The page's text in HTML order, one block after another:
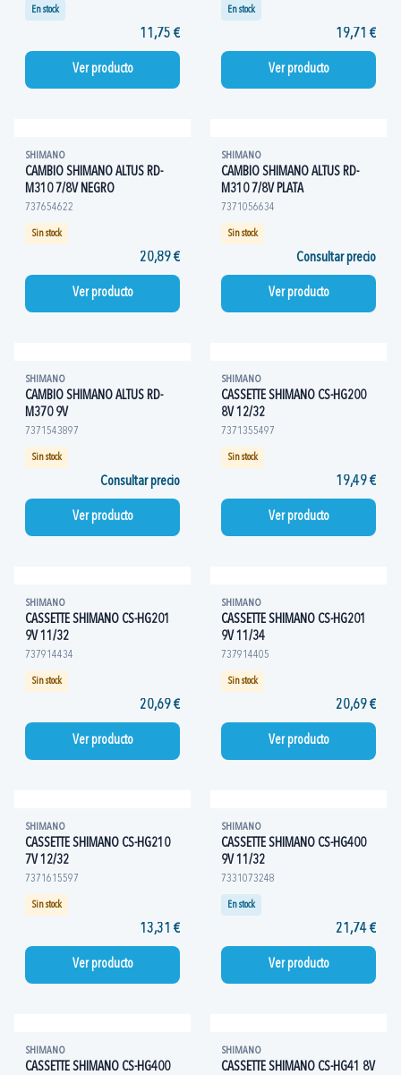
En stock
11,75 €
Ver producto
En stock
19,71 €
Ver producto
SHIMANO
CAMBIO SHIMANO ALTUS RD-
M310 7/8V NEGRO
737654622
Sin stock
20,89 €
Ver producto
SHIMANO
CAMBIO SHIMANO ALTUS RD-
M310 7/8V PLATA
7371056634
Sin stock
Consultar precio
Ver producto
SHIMANO
CAMBIO SHIMANO ALTUS RD-
M370 9V
7371543897
Sin stock
Consultar precio
Ver producto
SHIMANO
CASSETTE SHIMANO CS-HG200
8V 12/32
7371355497
Sin stock
19,49 €
Ver producto
SHIMANO
CASSETTE SHIMANO CS-HG201
9V 11/32
737914434
Sin stock
20,69 €
Ver producto
SHIMANO
CASSETTE SHIMANO CS-HG201
9V 11/34
737914405
Sin stock
20,69 €
Ver producto
SHIMANO
CASSETTE SHIMANO CS-HG210
7V 12/32
7371615597
Sin stock
13,31 €
Ver producto
SHIMANO
CASSETTE SHIMANO CS-HG400
9V 11/32
7331073248
En stock
21,74 €
Ver producto
SHIMANO
CASSETTE SHIMANO CS-HG400
SHIMANO
CASSETTE SHIMANO CS-HG41 8V